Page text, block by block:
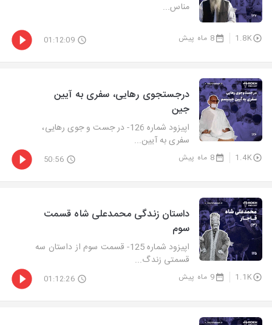
مناس...
1.8K 8 ماه پیش 01:12:09
درجستجوی رهایی، سفری به آیین
جین
اپیزود شماره 126- در جست و جوی رهایی،
سفری به آیین...
1.4K 8 ماه پیش 50:56
داستان زندگی محمدعلی شاه قسمت
سوم
اپیزود شماره 125- قسمت سوم از داستان سه
قسمتی زندگ...
1.1K 9 ماه پیش 01:12:26